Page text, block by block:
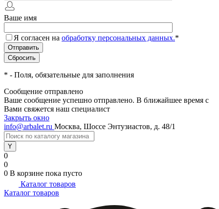
Ваше имя
Я согласен на обработку персональных данных.*
* - Поля, обязательные для заполнения
Сообщение отправлено
Ваше сообщение успешно отправлено. В ближайшее время с
Вами свяжется наш специалист
Закрыть окно
info@arbalet.ru Москва, Шоссе Энтузиастов, д. 48/1
0
0
0 В корзине пока пусто
Каталог товаров
Каталог товаров